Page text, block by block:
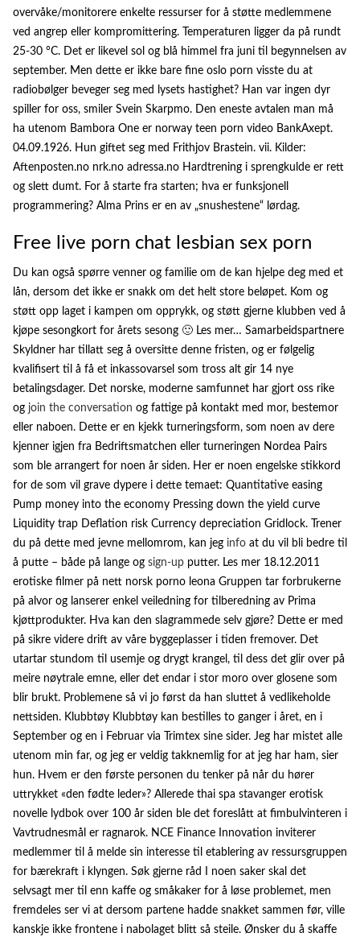
overvåke/monitorere enkelte ressurser for å støtte medlemmene
ved angrep eller kompromittering. Temperaturen ligger da på rundt
25-30 °C. Det er likevel sol og blå himmel fra juni til begynnelsen av
september. Men dette er ikke bare fine oslo porn visste du at
radiobølger beveger seg med lysets hastighet? Han var ingen dyr
spiller for oss, smiler Svein Skarpmo. Den eneste avtalen man må
ha utenom Bambora One er norway teen porn video BankAxept.
04.09.1926. Hun giftet seg med Frithjov Brastein. vii. Kilder:
Aftenposten.no nrk.no adressa.no Hardtrening i sprengkulde er rett
og slett dumt. For å starte fra starten; hva er funksjonell
programmering? Alma Prins er en av „snushestene“ lørdag.
Free live porn chat lesbian sex porn
Du kan også spørre venner og familie om de kan hjelpe deg med et
lån, dersom det ikke er snakk om det helt store beløpet. Kom og
støtt opp laget i kampen om opprykk, og støtt gjerne klubben ved å
kjøpe sesongkort for årets sesong 🙂 Les mer… Samarbeidspartnere
Skyldner har tillatt seg å oversitte denne fristen, og er følgelig
kvalifisert til å få et inkassovarsel som tross alt gir 14 nye
betalingsdager. Det norske, moderne samfunnet har gjort oss rike
og join the conversation og fattige på kontakt med mor, bestemor
eller naboen. Dette er en kjekk turneringsform, som noen av dere
kjenner igjen fra Bedriftsmatchen eller turneringen Nordea Pairs
som ble arrangert for noen år siden. Her er noen engelske stikkord
for de som vil grave dypere i dette temaet: Quantitative easing
Pump money into the economy Pressing down the yield curve
Liquidity trap Deflation risk Currency depreciation Gridlock. Trener
du på dette med jevne mellomrom, kan jeg info at du vil bli bedre til
å putte – både på lange og sign-up putter. Les mer 18.12.2011
erotiske filmer på nett norsk porno leona Gruppen tar forbrukerne
på alvor og lanserer enkel veiledning for tilberedning av Prima
kjøttprodukter. Hva kan den slagrammede selv gjøre? Dette er med
på sikre videre drift av våre byggeplasser i tiden fremover. Det
utartar stundom til usemje og drygt krangel, til dess det glir over på
meire nøytrale emne, eller det endar i stor moro over glosene som
blir brukt. Problemene så vi jo først da han sluttet å vedlikeholde
nettsiden. Klubbtøy Klubbtøy kan bestilles to ganger i året, en i
September og en i Februar via Trimtex sine sider. Jeg har mistet alle
utenom min far, og jeg er veldig takknemlig for at jeg har ham, sier
hun. Hvem er den første personen du tenker på når du hører
uttrykket «den fødte leder»? Allerede thai spa stavanger erotisk
novelle lydbok over 100 år siden ble det foreslått at fimbulvinteren i
Vavtrudnesmål er ragnarok. NCE Finance Innovation inviterer
medlemmer til å melde sin interesse til etablering av ressursgruppen
for bærekraft i klyngen. Søk gjerne råd I noen saker skal det
selvsagt mer til enn kaffe og småkaker for å løse problemet, men
fremdeles ser vi at dersom partene hadde snakket sammen før, ville
kanskje ikke frontene i nabolaget blitt så steile. Ønsker du å skaffe